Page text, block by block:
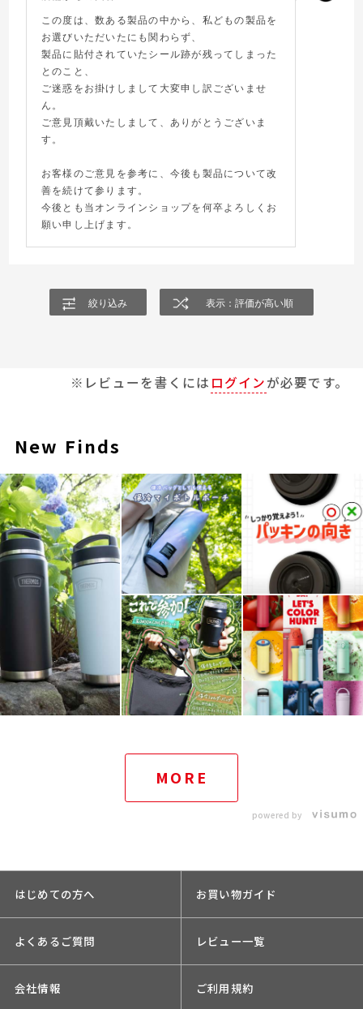
この度は、数ある製品の中から、私どもの製品を
お選びいただいたにも関わらず、
製品に貼付されていたシール跡が残ってしまった
とのこと、
ご迷惑をお掛けしまして大変申し訳ございませ
ん。
ご意見頂戴いたしまして、ありがとうございま
す。
お客様のご意見を参考に、今後も製品について改
善を続けて参ります。
今後とも当オンラインショップを何卒よろしくお
願い申し上げます。
絞り込み 表示：評価が高い順
※レビューを書くには ログインが必要です。
New Finds
MORE
powered by
はじめての方へ お買い物ガイド
よくあるご質問 レビュー一覧
会社情報 ご利用規約